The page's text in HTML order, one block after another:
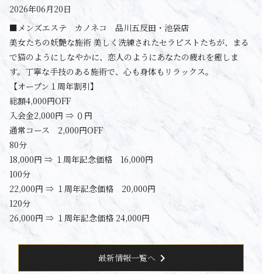
2026年06月20日
■メンズエステ カノネコ 品川五反田・池袋店
美女たちの妖艶な施術 美しく洗練されたセラピストたちが、まる
で猫のようにしなやかに、恋人のようにあなたの疲れを癒しま
す。丁寧な手技のある施術で、心も身体もリラックス。
【オープン１周年割引】
総額4,000円OFF
入会金2,000円 ⇒ ０円
通常コース 2,000円OFF
80分
18,000円 ⇒ １周年記念価格 16,000円
100分
22,000円 ⇒ １周年記念価格 20,000円
120分
26,000円 ⇒ １周年記念価格 24,000円
最新情報一覧へ chevron_right